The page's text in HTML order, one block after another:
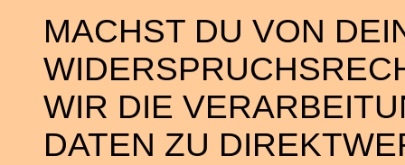
MACHST DU VON
WIR DIE
DATEN ZU